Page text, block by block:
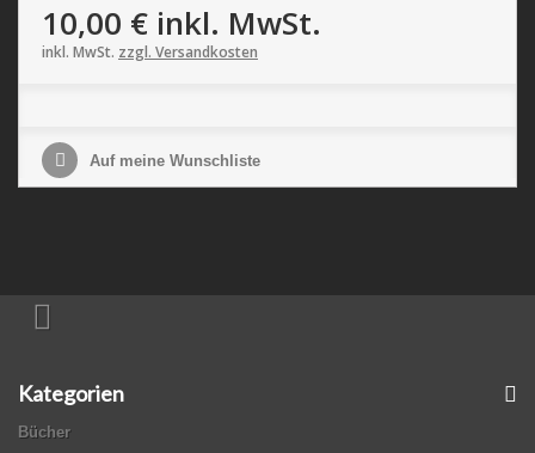
10,00 € inkl. MwSt.
inkl. MwSt. zzgl. Versandkosten
Auf meine Wunschliste
Kategorien
Bücher